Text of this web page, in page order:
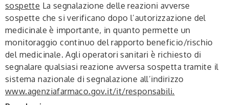
sospette La segnalazione delle reazioni avverse
sospette che si verificano dopo l’autorizzazione del
medicinale è importante, in quanto permette un
monitoraggio continuo del rapporto beneficio/rischio
del medicinale. Agli operatori sanitari è richiesto di
segnalare qualsiasi reazione avversa sospetta tramite il
sistema nazionale di segnalazione all’indirizzo
www.agenziafarmaco.gov.it/it/responsabili.